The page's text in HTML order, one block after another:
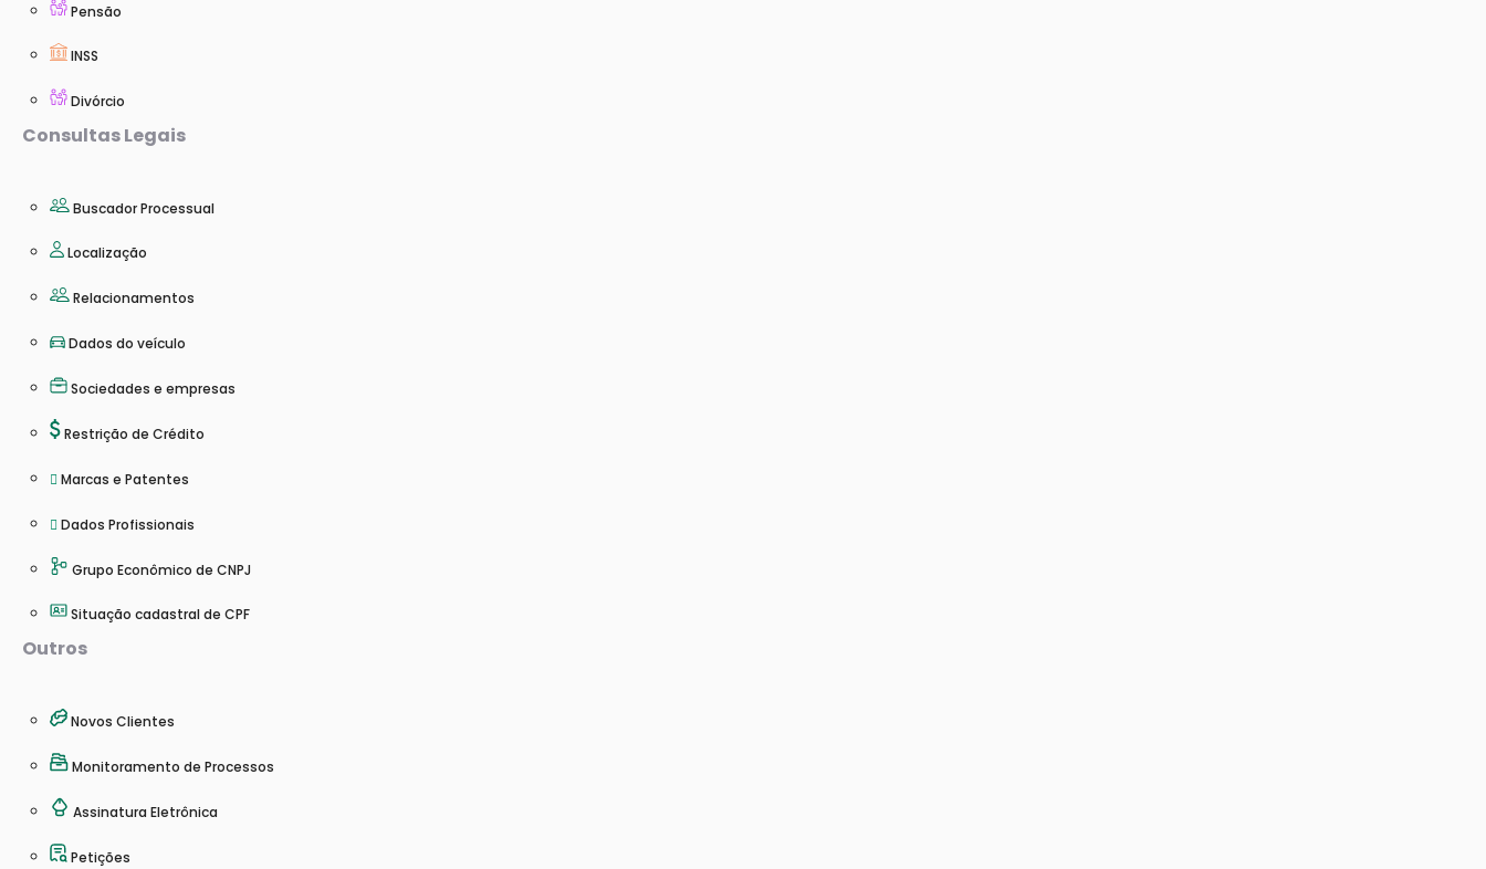
Pensão
INSS
Divórcio
Consultas Legais
Buscador Processual
Localização
Relacionamentos
Dados do veículo
Sociedades e empresas
Restrição de Crédito
Marcas e Patentes
Dados Profissionais
Grupo Econômico de CNPJ
Situação cadastral de CPF
Outros
Novos Clientes
Monitoramento de Processos
Assinatura Eletrônica
Petições